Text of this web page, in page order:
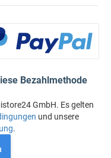
Bezahlmethode
GmbH. Es gelten
und unsere
.